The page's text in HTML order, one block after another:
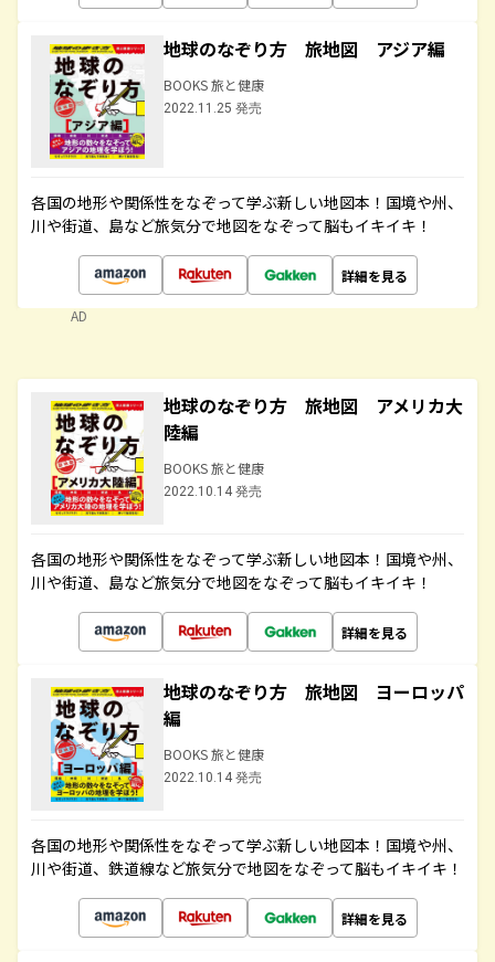
地球のなぞり方 旅地図 アジア編
BOOKS 旅と健康
2022.11.25 発売
各国の地形や関係性をなぞって学ぶ新しい地図本！国境や州、
川や街道、島など旅気分で地図をなぞって脳もイキイキ！
詳細を見る
AD
地球のなぞり方 旅地図 アメリカ大
陸編
BOOKS 旅と健康
2022.10.14 発売
各国の地形や関係性をなぞって学ぶ新しい地図本！国境や州、
川や街道、島など旅気分で地図をなぞって脳もイキイキ！
詳細を見る
地球のなぞり方 旅地図 ヨーロッパ
編
BOOKS 旅と健康
2022.10.14 発売
各国の地形や関係性をなぞって学ぶ新しい地図本！国境や州、
川や街道、鉄道線など旅気分で地図をなぞって脳もイキイキ！
詳細を見る